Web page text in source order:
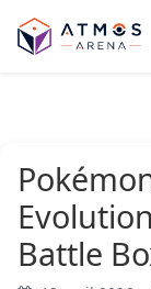
Aller au contenu
Battle